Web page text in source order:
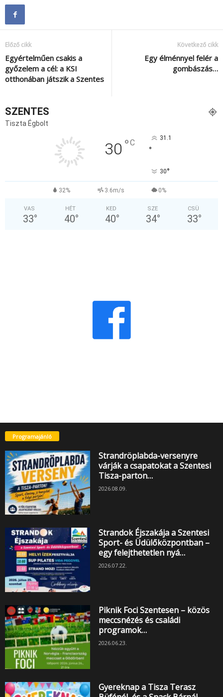
Előző cikk
Egyértelműen csakis a
győzelem a cél: a KSI
otthonában játszik a Szentes
Következő cikk
Egy élménnyel felér a
gombászás…
SZENTES
Tiszta Égbolt
30 °C 31.1
°
30°
32% 3.6m/s 0%
VAS
33°
HÉT
40°
KED
40°
SZE
34°
CSÜ
33°
Programajánló
Strandröplabda-versenyre
várják a csapatokat a Szentesi
Tisza-parton…
2026.08.09.
Strandok Éjszakája a Szentesi
Sport- és Üdülőközpontban –
egy felejthetetlen nyá…
2026.07.22.
Piknik Foci Szentesen – közös
meccsnézés és családi
programok…
2026.06.23.
Gyereknap a Tisza Terasz